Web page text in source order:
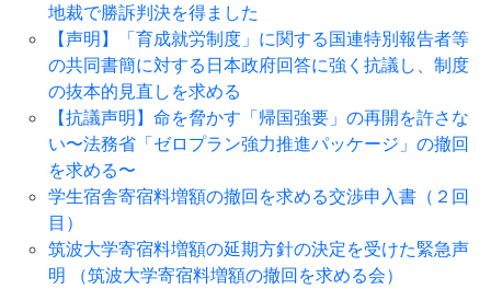
地裁で勝訴判決を得ました
【声明】「育成就労制度」に関する国連特別報告者等
の共同書簡に対する日本政府回答に強く抗議し、制度
の抜本的見直しを求める
【抗議声明】命を脅かす「帰国強要」の再開を許さな
い〜法務省「ゼロプラン強力推進パッケージ」の撤回
を求める〜
学生宿舎寄宿料増額の撤回を求める交渉申入書（２回
目）
筑波大学寄宿料増額の延期方針の決定を受けた緊急声
明 （筑波大学寄宿料増額の撤回を求める会）